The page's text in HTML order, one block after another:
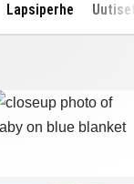
Lapsiperhe